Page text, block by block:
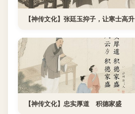
【神传文化】张廷玉抑子，让寒士高升
【神传文化】忠实厚道 积德家盛